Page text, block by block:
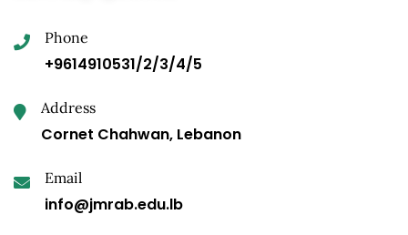
Phone
+9614910531/2/3/4/5
Address
Cornet Chahwan, Lebanon
Email
info@jmrab.edu.lb